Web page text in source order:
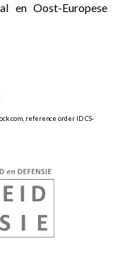
en Oost-Europese
reference order ID CS-